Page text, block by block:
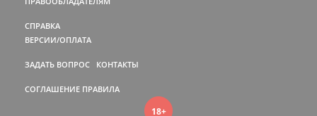
СПРАВКА
ВЕРСИИ/ОПЛАТА
ЗАДАТЬ ВОПРОС КОНТАКТЫ
СОГЛАШЕНИЕ ПРАВИЛА
18+